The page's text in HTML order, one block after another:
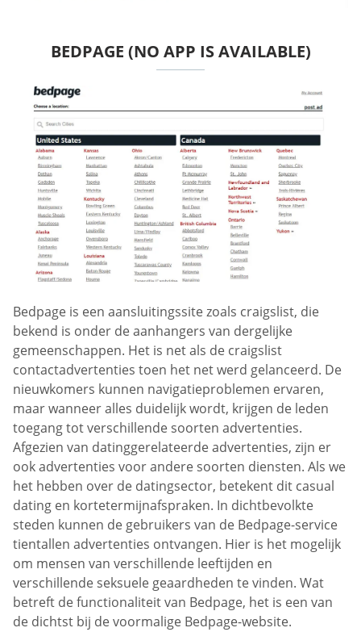
BEDPAGE (NO APP IS AVAILABLE)
Bedpage is een aansluitingssite zoals craigslist, die
bekend is onder de aanhangers van dergelijke
gemeenschappen. Het is net als de craigslist
contactadvertenties toen het net werd gelanceerd. De
nieuwkomers kunnen navigatieproblemen ervaren,
maar wanneer alles duidelijk wordt, krijgen de leden
toegang tot verschillende soorten advertenties.
Afgezien van datinggerelateerde advertenties, zijn er
ook advertenties voor andere soorten diensten. Als we
het hebben over de datingsector, betekent dit casual
dating en kortetermijnafspraken. In dichtbevolkte
steden kunnen de gebruikers van de Bedpage-service
tientallen advertenties ontvangen. Hier is het mogelijk
om mensen van verschillende leeftijden en
verschillende seksuele geaardheden te vinden. Wat
betreft de functionaliteit van Bedpage, het is een van
de dichtst bij de voormalige Bedpage-website.